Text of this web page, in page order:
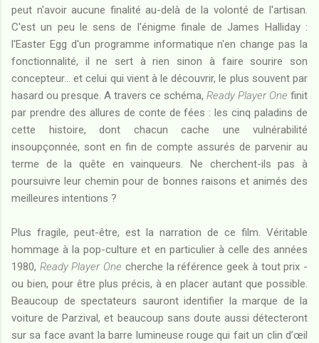
peut n'avoir aucune finalité au-delà de la volonté de l'artisan.
C'est un peu le sens de l'énigme finale de James Halliday :
l'Easter Egg d'un programme informatique n'en change pas la
fonctionnalité, il ne sert à rien sinon à faire sourire son
concepteur... et celui qui vient à le découvrir, le plus souvent par
hasard ou presque. A travers ce schéma, Ready Player One finit
par prendre des allures de conte de fées : les cinq paladins de
cette histoire, dont chacun cache une vulnérabilité
insoupçonnée, sont en fin de compte assurés de parvenir au
terme de la quête en vainqueurs. Ne cherchent-ils pas à
poursuivre leur chemin pour de bonnes raisons et animés des
meilleures intentions ?
Plus fragile, peut-être, est la narration de ce film. Véritable
hommage à la pop-culture et en particulier à celle des années
1980, Ready Player One cherche la référence geek à tout prix -
ou bien, pour être plus précis, à en placer autant que possible.
Beaucoup de spectateurs sauront identifier la marque de la
voiture de Parzival, et beaucoup sans doute aussi détecteront
sur sa face avant la barre lumineuse rouge qui fait un clin d’œil